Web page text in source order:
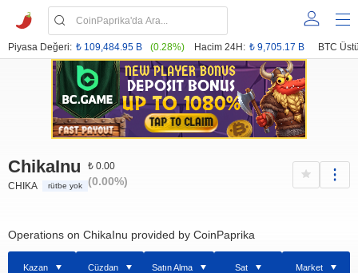
Piyasa Değeri: ₺ 109,484.95 B (0.28%) Hacim 24H: ₺ 9,705.17 B BTC
ChikaInu
CHIKA rütbe yok
₺ 0.00
(0.00%)
Operations on ChikaInu provided by CoinPaprika
Kazan Cüzdan Satın Alma Sat Market